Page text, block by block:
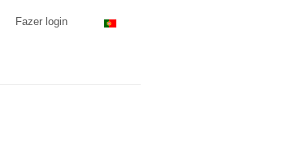
Fazer login